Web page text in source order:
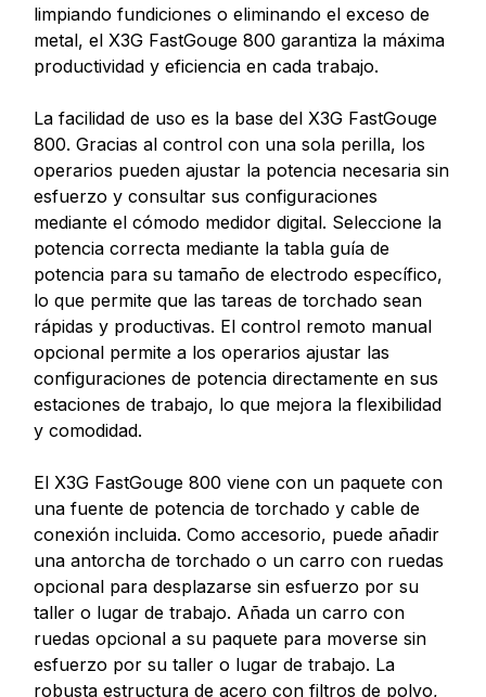
limpiando fundiciones o eliminando el exceso de
metal, el X3G FastGouge 800 garantiza la máxima
productividad y eficiencia en cada trabajo.
La facilidad de uso es la base del X3G FastGouge
800. Gracias al control con una sola perilla, los
operarios pueden ajustar la potencia necesaria sin
esfuerzo y consultar sus configuraciones
mediante el cómodo medidor digital. Seleccione la
potencia correcta mediante la tabla guía de
potencia para su tamaño de electrodo específico,
lo que permite que las tareas de torchado sean
rápidas y productivas. El control remoto manual
opcional permite a los operarios ajustar las
configuraciones de potencia directamente en sus
estaciones de trabajo, lo que mejora la flexibilidad
y comodidad.
El X3G FastGouge 800 viene con un paquete con
una fuente de potencia de torchado y cable de
conexión incluida. Como accesorio, puede añadir
una antorcha de torchado o un carro con ruedas
opcional para desplazarse sin esfuerzo por su
taller o lugar de trabajo. Añada un carro con
ruedas opcional a su paquete para moverse sin
esfuerzo por su taller o lugar de trabajo. La
robusta estructura de acero con filtros de polvo,